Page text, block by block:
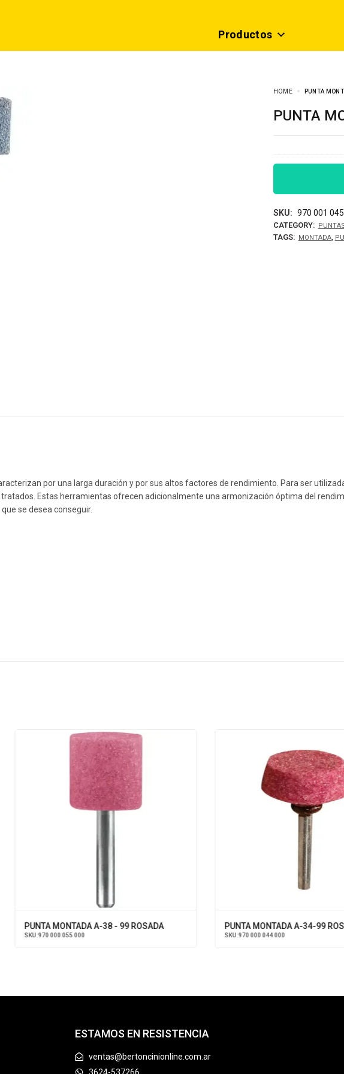
Productos
HOME PUNTA
PUNTA
SKU: 970 001
CATEGORY:
TAGS: MONTADA,
por una larga duración y por sus altos factores de rendimiento. Para ser
Estas herramientas ofrecen adicionalmente una armonización óptima del
se desea conseguir.
PUNTA MONTADA A-38 - 99 ROSADA
SKU:970 000 055 000
PUNTA MONTADA A-34-99
SKU:970 000 044 000
ESTAMOS EN RESISTENCIA
ventas@bertoncinionline.com.ar